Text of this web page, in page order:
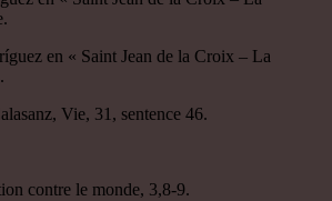
en « Saint Jean de la Croix – La
Vie, 31, sentence 46.
contre le monde, 3,8-9.